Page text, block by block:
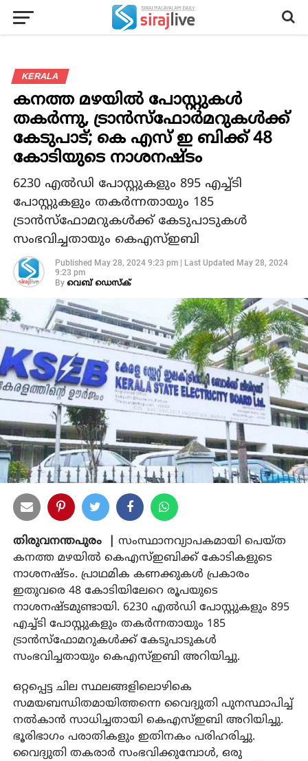
KERALA
കനത്ത മഴയില്‍ പോസ്റ്റുകള്‍
തകര്‍ന്നു, ട്രാന്‍സ്‌ഫോര്‍മറുകള്‍ക്ക്
കേടുപാട്; കെ എസ് ഇ ബിക്ക് 48
കോടിയുടെ നാശനഷ്ടം
6230 എല്‍ഡി പോസ്റ്റുകളും 895 എച്ച്ടി
പോസ്റ്റുകളും തകര്‍ന്നതായും 185
ട്രാന്‍സ്ഫോമറുകള്‍ക്ക് കേടുപാടുകള്‍
സംഭവിച്ചതായും കെഎസ്ഇബി
Published May 28, 2024 9:23 pm| Last Updated May 28, 2024
9:23 pm
By വെബ് ഡെസ്‌ക്
തിരുവനന്തപുരം |
സംസ്ഥാനവ്യാപകമായി പെയ്ത
കനത്ത മഴയില്‍ കെഎസ്ഇബിക്ക് കോടികളുടെ
നാശനഷ്ടം. പ്രാഥമിക കണക്കുകള്‍ പ്രകാരം
ഇതുവരെ 48 കോടിയിലേറെ രൂപയുടെ
നാശനഷ്ടമുണ്ടായി. 6230 എല്‍ഡി പോസ്റ്റുകളും 895
എച്ച്ടി പോസ്റ്റുകളും തകര്‍ന്നതായും 185
ട്രാന്‍സ്ഫോമറുകള്‍ക്ക് കേടുപാടുകള്‍
സംഭവിച്ചതായും കെഎസ്ഇബി അറിയിച്ചു.
ഒറ്റപ്പെട്ട ചില സ്ഥലങ്ങളിലൊഴികെ
സമയബന്ധിതമായിത്തന്നെ വൈദ്യുതി പുനസ്ഥാപിച്ച്
നല്‍കാന്‍ സാധിച്ചതായി കെഎസ്ഇബി അറിയിച്ചു.
ഭൂരിഭാഗം പരാതികളും ഇതിനകം പരിഹരിച്ചു.
വൈദ്യുതി തകരാര്‍ സംഭവിക്കുമ്പോള്‍, ഒരു